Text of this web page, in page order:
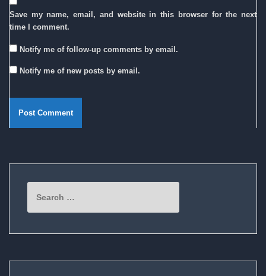
Save my name, email, and website in this browser for the next
time I comment.
Notify me of follow-up comments by email.
Notify me of new posts by email.
for: